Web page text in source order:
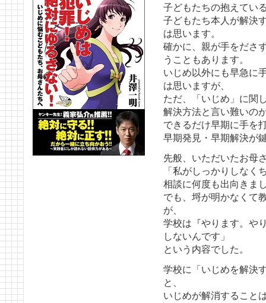
子どもたちの抱えてい
子どもたち本人が解決
は思います。
確かに、親が手をださ
うこともあります。
いじめ以外にも早急に
は思いますが、
ただ、「いじめ」に関
解決方法と言い難いの
できるだけ早期に手を
早期発見・早期解決が
先般、いただいたお母
「私がしっかりしなく
相談に何度も出向きま
でも、埒が明かなくて
が、
学校は『やります。や
しないんです」
という内容でした。
学校に「いじめを解決
と、
いじめが解消すること